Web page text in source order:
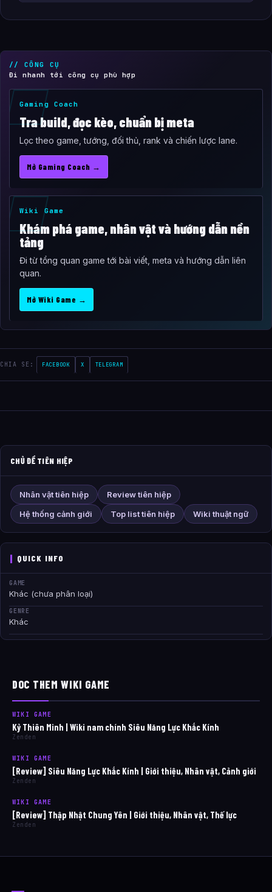
// CÔNG CỤ
Đi nhanh tới công cụ phù hợp
Gaming Coach
Tra build, đọc kèo, chuẩn bị meta
Lọc theo game, tướng, đối thủ, rank và chiến lược lane.
Mở Gaming Coach →
Wiki Game
Khám phá game, nhân vật và hướng dẫn nền
tảng
Đi từ tổng quan game tới bài viết, meta và hướng dẫn liên
quan.
Mở Wiki Game →
CHIA SE: FACEBOOK X TELEGRAM
CHỦ ĐỀ TIÊN HIỆP
Nhân vật tiên hiệp
Review tiên hiệp
Hệ thống cảnh giới
Top list tiên hiệp Wiki thuật ngữ
QUICK INFO
GAME
Khác (chưa phân loại)
GENRE
Khác
DOC THEM WIKI GAME
WIKI GAME
Kỷ Thiên Minh | Wiki nam chính Siêu Năng Lực Khắc Kính
Zenden
WIKI GAME
[Review] Siêu Năng Lực Khắc Kính | Giới thiệu, Nhân vật, Cảnh giới
Zenden
WIKI GAME
[Review] Thập Nhật Chung Yên | Giới thiệu, Nhân vật, Thế lực
Zenden